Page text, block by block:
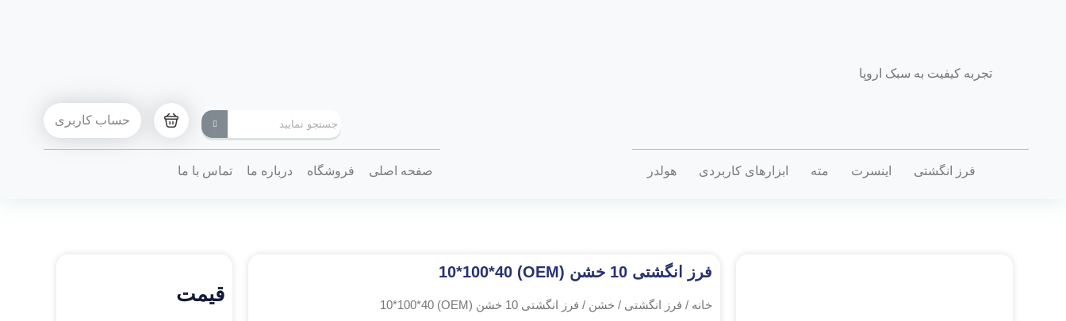
تجربه کیفیت به سبک اروپا
فرز انگشتی اینسرت مته ابزارهای کاربردی هولدر
حساب کاربری
صفحه اصلی فروشگاه درباره ما تماس با ما
فرز انگشتی 10 خشن (OEM) 10*100*40
خانه / فرز انگشتی / خشن / فرز انگشتی 10 خشن (OEM) 10*100*40 قیمت